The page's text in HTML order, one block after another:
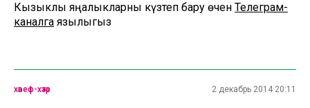
Кызыклы яңалыкларны күзәтеп бару өчен Телеграм-
каналга язылыгыз
хәвеф-хәтәр 2 декабрь 2014 20:11